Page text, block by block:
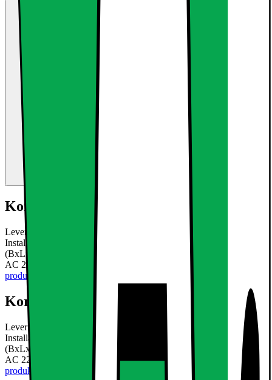
Kort om produktet
Leveringsomfang 3 x LED panel 60x30cm varm hvid 3000K 3 x
Installation materiale 3 x transformer Teknisk information: Mål i mm
(BxLxH) 600 x 300 x 10 mm Indgangsspænding ikke dæmpbar:
AC 220V ~ 240V Strøm: 18W Lysstrøm: 1.295 lumen
produktet
Kort om produktet
Leveringsomfang 3 x LED panel 60x30cm varm hvid 3000K 3 x
Installation materiale 3 x transformer Teknisk information: Mål i mm
(BxLxH) 600 x 300 x 10 mm Indgangsspænding ikke dæmpbar:
AC 220V ~ 240V Strøm: 18W Lysstrøm: 1.295 lumen
Læs mere om
produktet